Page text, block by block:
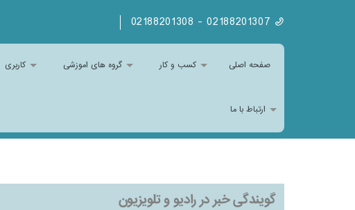
صفحه اصلی کسب و کار گروه های اموزشی کاربری
ارتباط با ما
گویندگی خبر در رادیو و تلویزیون